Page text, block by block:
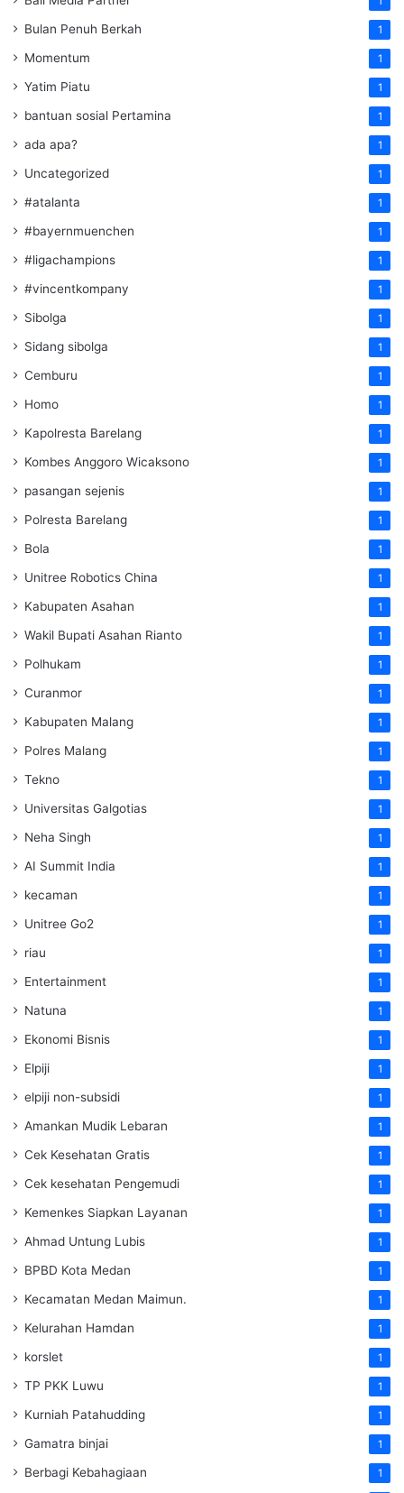
Bulan Penuh Berkah 1
Momentum 1
Yatim Piatu 1
bantuan sosial Pertamina 1
ada apa? 1
Uncategorized 1
#atalanta 1
#bayernmuenchen 1
#ligachampions 1
#vincentkompany 1
Sibolga 1
Sidang sibolga 1
Cemburu 1
Homo 1
Kapolresta Barelang 1
Kombes Anggoro Wicaksono 1
pasangan sejenis 1
Polresta Barelang 1
Bola 1
Unitree Robotics China 1
Kabupaten Asahan 1
Wakil Bupati Asahan Rianto 1
Polhukam 1
Curanmor 1
Kabupaten Malang 1
Polres Malang 1
Tekno 1
Universitas Galgotias 1
Neha Singh 1
AI Summit India 1
kecaman 1
Unitree Go2 1
riau 1
Entertainment 1
Natuna 1
Ekonomi Bisnis 1
Elpiji 1
elpiji non-subsidi 1
Amankan Mudik Lebaran 1
Cek Kesehatan Gratis 1
Cek kesehatan Pengemudi 1
Kemenkes Siapkan Layanan 1
Ahmad Untung Lubis 1
BPBD Kota Medan 1
Kecamatan Medan Maimun. 1
Kelurahan Hamdan 1
korslet 1
TP PKK Luwu 1
Kurniah Patahudding 1
Gamatra binjai 1
Berbagi Kebahagiaan 1